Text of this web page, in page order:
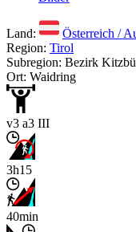
Land:
Österreich /
Region: Tirol
Subregion: Bezirk
Ort: Waidring
v3 a3 III
3h15
40min